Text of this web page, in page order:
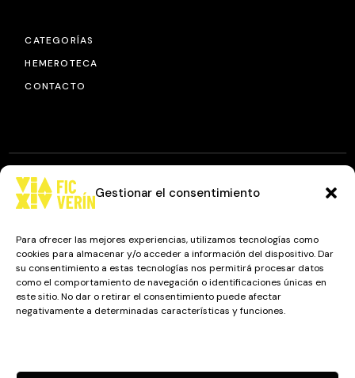
Gestionar el consentimiento
Para ofrecer las mejores experiencias, utilizamos tecnologías como
cookies para almacenar y/o acceder a información del dispositivo. Dar
su consentimiento a estas tecnologías nos permitirá procesar datos
como el comportamiento de navegación o identificaciones únicas en
este sitio. No dar o retirar el consentimiento puede afectar
negativamente a determinadas características y funciones.
CATEGORÍAS
HEMEROTECA
CONTACTO
Camino a Balnearios de Sousas
32600, Verín, Ourense